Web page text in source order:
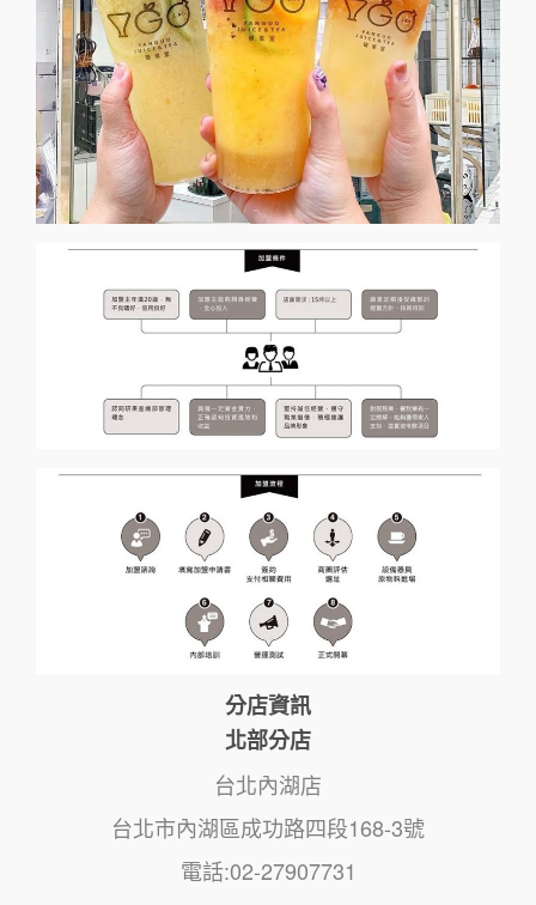
分店資訊
北部分店
台北內湖店
台北市內湖區成功路四段168-3號
電話:02-27907731